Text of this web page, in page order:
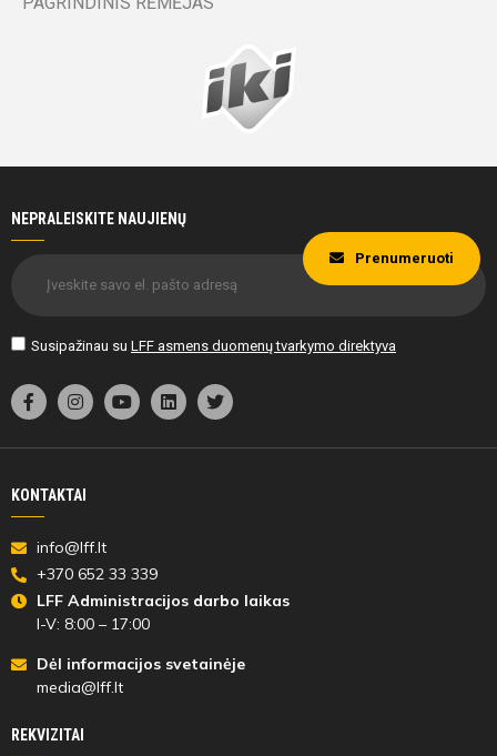
NEPRALEISKITE NAUJIENŲ
Susipažinau su LFF asmens duomenų tvarkymo direktyva
Prenumeruoti
KONTAKTAI
info@lff.lt
+370 652 33 339
LFF Administracijos darbo laikas
I-V: 8:00 – 17:00
Dėl informacijos svetainėje
media@lff.lt
REKVIZITAI